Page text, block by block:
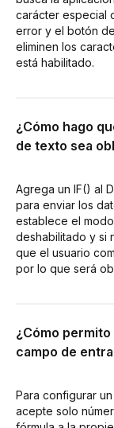
carácter especial
error y el botón
eliminen los
está habilitado.
¿Cómo hago
de texto sea
Agrega un IF() al
para enviar los
establece el
deshabilitado y si
que el usuario
por lo que será
¿Cómo
campo de
Para configurar
acepte solo